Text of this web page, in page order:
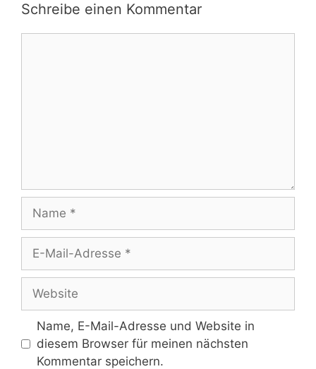
Schreibe einen Kommentar
Name
Adresse
Website
Name, E-Mail-Adresse und Website in
diesem Browser für meinen nächsten
Kommentar speichern.